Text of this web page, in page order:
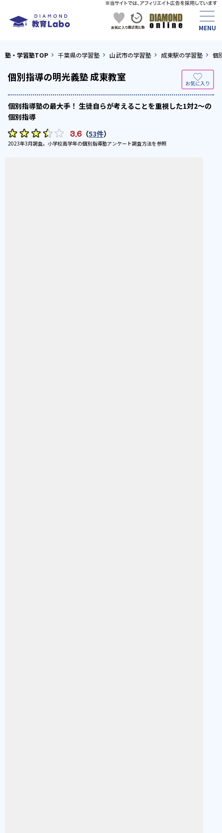
塾・学習塾TOP 千葉県の学習塾 山武市の学習塾 成東駅の学習塾 個
個別指導の明光義塾 成東教室
個別指導塾の最大手！ 生徒自らが考えることを重視した1対2〜の
個別指導
3.6 （53件）
2023年3月調査。 小学校高学年の個別指導塾アンケート調査方法を参照